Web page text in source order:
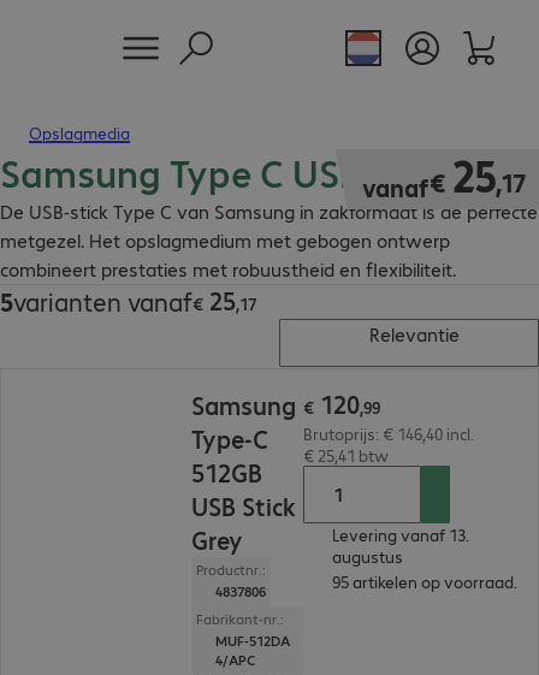
Opslagmedia
Samsung Type C USB-sticks
De USB-stick Type C van Samsung in zakformaat is de perfecte
metgezel. Het opslagmedium met gebogen ontwerp
combineert prestaties met robuustheid en flexibiliteit.
vanaf€ 25,17
€ 25,17
5varianten vanaf€ 25,17
€ 25,17
Relevantie
Samsung
Type-C
512GB
USB Stick
Grey
Productnr.:
4837806
Fabrikant-nr.:
MUF-512DA
4/APC
€ 120,99
Brutoprijs: € 146,40 incl.
€ 25,41 btw
Levering vanaf 13.
augustus
95 artikelen op voorraad.